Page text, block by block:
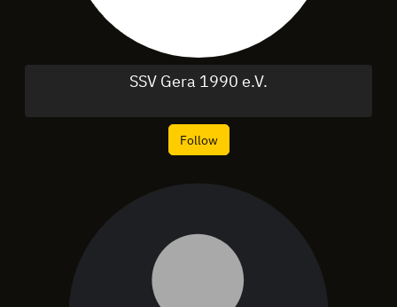
SSV Gera 1990 e.V.
Follow